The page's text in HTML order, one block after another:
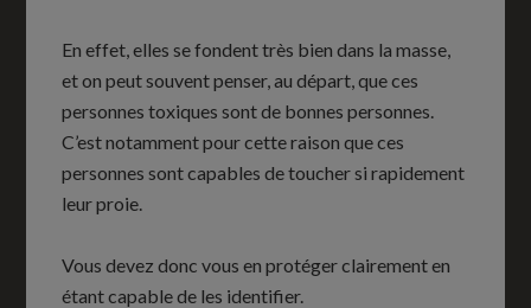
En effet, elles se fondent très bien dans la masse,
et on peut souvent penser, au départ, que ces
personnes toxiques sont de bonnes personnes.
C’est notamment pour cette raison que ces
personnes sont capables de toucher si rapidement
leur proie.
Vous devez donc vous en protéger clairement en
étant capable de les identifier.